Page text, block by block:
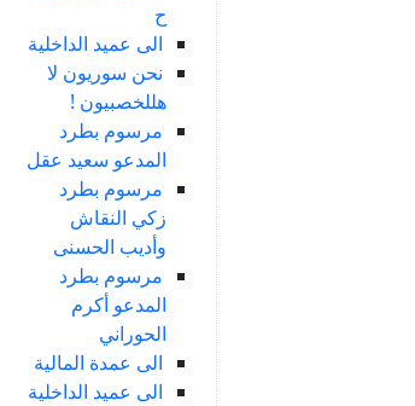
ح
الى عميد الداخلية
نحن سوريون لا
هللخصبيون !
مرسوم بطرد
المدعو سعيد عقل
مرسوم بطرد
زكي النقاش
وأديب الحسنى
مرسوم بطرد
المدعو أكرم
الحوراني
الى عمدة المالية
الى عميد الداخلية